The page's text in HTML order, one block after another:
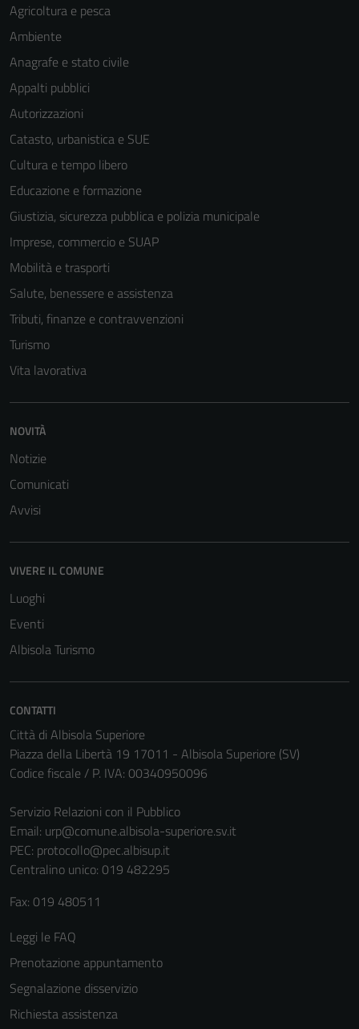
Agricoltura e pesca
Ambiente
Anagrafe e stato civile
Appalti pubblici
Autorizzazioni
Catasto, urbanistica e SUE
Cultura e tempo libero
Educazione e formazione
Giustizia, sicurezza pubblica e polizia municipale
Imprese, commercio e SUAP
Mobilità e trasporti
Salute, benessere e assistenza
Tributi, finanze e contravvenzioni
Turismo
Vita lavorativa
NOVITÀ
Notizie
Comunicati
Avvisi
VIVERE IL COMUNE
Luoghi
Eventi
Albisola Turismo
CONTATTI
Città di Albisola Superiore
Piazza della Libertà 19 17011 - Albisola Superiore (SV)
Codice fiscale / P. IVA: 00340950096
Servizio Relazioni con il Pubblico
Email: urp@comune.albisola-superiore.sv.it
PEC: protocollo@pec.albisup.it
Centralino unico: 019 482295
Fax: 019 480511
Leggi le FAQ
Prenotazione appuntamento
Segnalazione disservizio
Richiesta assistenza